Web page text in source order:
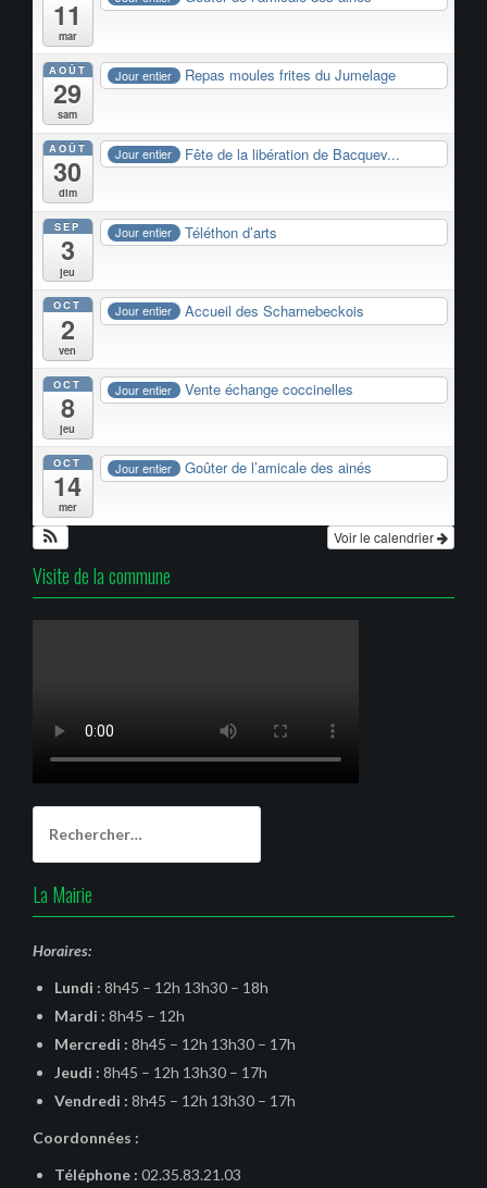
11
mar
AOÛT
29
sam
Jour entier Repas moules frites du Jumelage
AOÛT
30
dim
Jour entier Fête de la libération de Bacquev...
SEP
3
jeu
Jour entier Téléthon d’arts
OCT
2
ven
Jour entier Accueil des Scharnebeckois
OCT
8
jeu
Jour entier Vente échange coccinelles
OCT
14
mer
Jour entier Goûter de l’amicale des ainés
Voir le calendrier
Visite de la commune
La Mairie
Horaires:
Lundi : 8h45 – 12h 13h30 – 18h
Mardi : 8h45 – 12h
Mercredi : 8h45 – 12h 13h30 – 17h
Jeudi : 8h45 – 12h 13h30 – 17h
Vendredi : 8h45 – 12h 13h30 – 17h
Coordonnées :
Téléphone : 02.35.83.21.03